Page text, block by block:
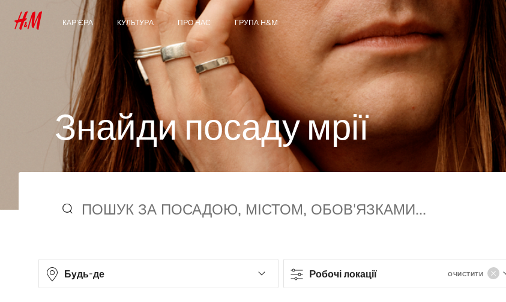
КАР’ЄРА
Наші сфери діяльності
Студенти & Початок
кар’єри
КУЛЬТУРА
Наша культура &
Переваги
ПРО НАС
Хто ми
Сталий розвиток
Інклюзивність &
ГРУПА H&M
Знайомство з H&M
Знайдипосадумрії
Будь-де Робочі локації ОЧИСТИТИ